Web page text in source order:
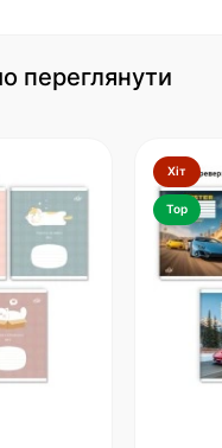
переглянути
Хіт
Top